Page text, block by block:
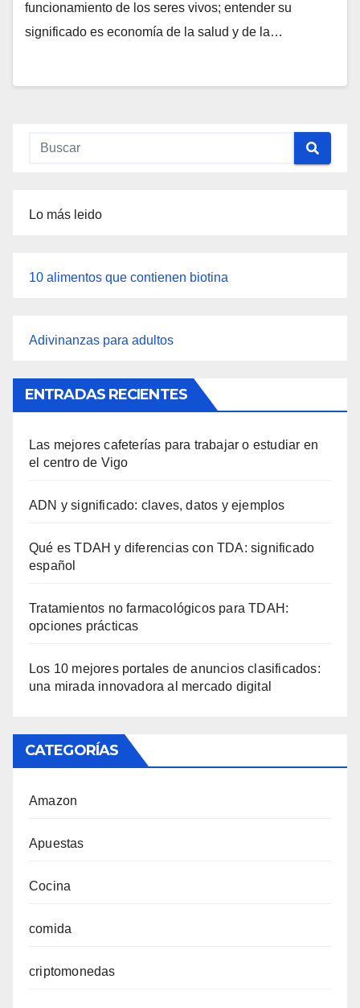
funcionamiento de los seres vivos; entender su
significado es economía de la salud y de la…
Lo más leido
10 alimentos que contienen biotina
Adivinanzas para adultos
ENTRADAS RECIENTES
Las mejores cafeterías para trabajar o estudiar en
el centro de Vigo
ADN y significado: claves, datos y ejemplos
Qué es TDAH y diferencias con TDA: significado
español
Tratamientos no farmacológicos para TDAH:
opciones prácticas
Los 10 mejores portales de anuncios clasificados:
una mirada innovadora al mercado digital
CATEGORÍAS
Amazon
Apuestas
Cocina
comida
criptomonedas